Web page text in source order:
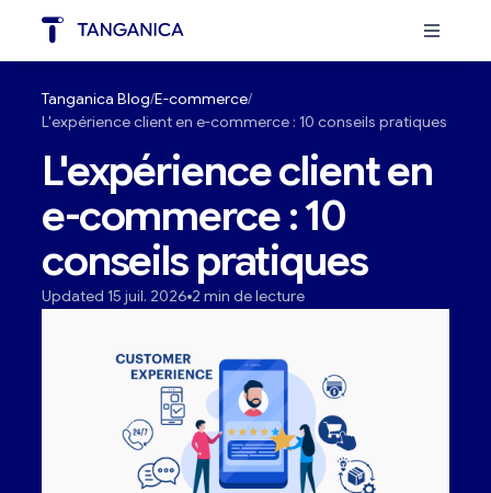
Tanganica Blog E-commerce
L'expérience client en e-commerce : 10 conseils pratiques
L'expérience client en
e-commerce : 10
conseils pratiques
Updated 15 juil. 2026 2 min de lecture